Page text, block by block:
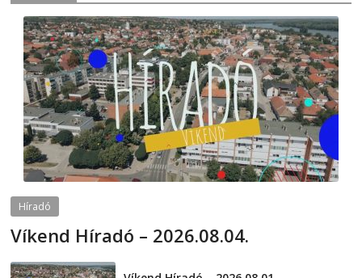
Híradó
Víkend Híradó – 2026.08.04.